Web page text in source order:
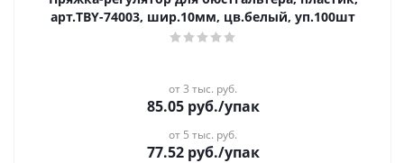
арт.TBY-74003, шир.10мм, цв.белый, уп.100шт
от 3 тыс. руб.
85.05руб./упак
от 5 тыс. руб.
77.52руб./упак